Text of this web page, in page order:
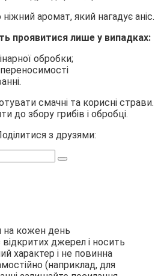
аромат, який нагадує аніс.
проявитися лише у випадках:
обробки;
смачні та корисні страви.
до збору грибів і обробці.
з друзями:
на кожен день
відкритих джерел і носить
характер і не повинна
(наприклад, для